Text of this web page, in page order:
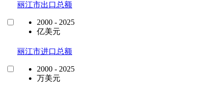
丽江市出口总额
2000 - 2025
亿美元
丽江市进口总额
2000 - 2025
万美元